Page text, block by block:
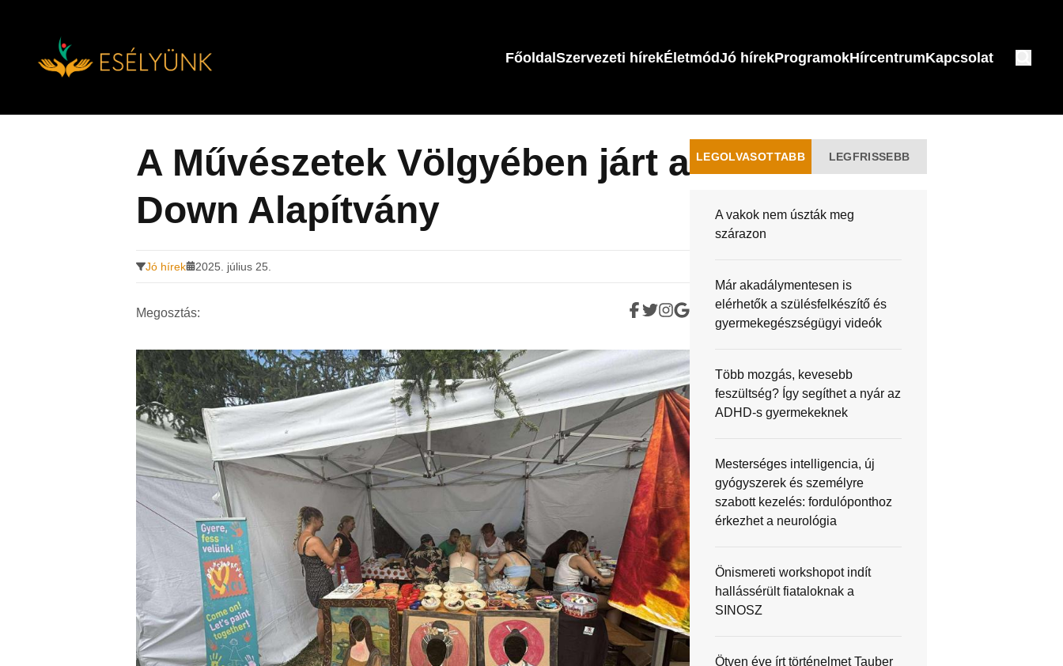
FőoldalSzervezeti hírekÉletmódJó hírekProgramokHírcentrumKapcsolat
A Művészetek Völgyében járt a
Down Alapítvány
Jó hírek 2025. július 25.
Megosztás:
LEGOLVASOTTABB LEGFRISSEBB
A vakok nem úszták meg
szárazon
Már akadálymentesen is
elérhetők a szülésfelkészítő és
gyermekegészségügyi videók
Több mozgás, kevesebb
feszültség? Így segíthet a nyár az
ADHD-s gyermekeknek
Mesterséges intelligencia, új
gyógyszerek és személyre
szabott kezelés: fordulóponthoz
érkezhet a neurológia
Önismereti workshopot indít
hallássérült fiataloknak a
SINOSZ
Ötven éve írt történelmet Tauber